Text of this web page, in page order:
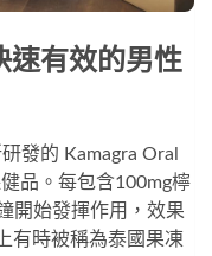
速有效的男性
發的 Kamagra Oral
品。每包含100mg檸
開始發揮作用，效果
有時被稱為泰國果凍